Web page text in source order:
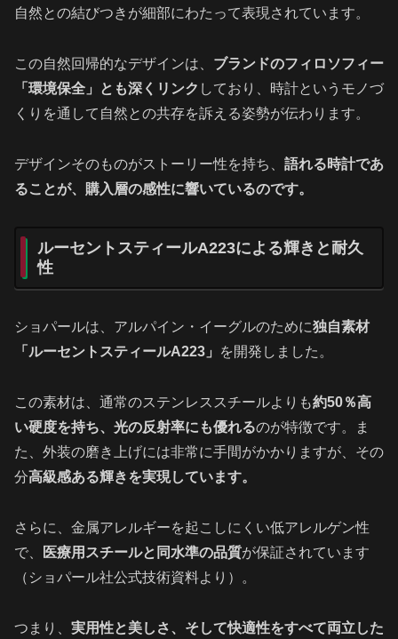
自然との結びつきが細部にわたって表現されています。
この自然回帰的なデザインは、 ブランドのフィロソフィー
「環境保全」とも深くリンク しており、時計というモノづ
くりを通して自然との共存を訴える姿勢が伝わります。
デザインそのものがストーリー性を持ち、 語れる時計であ
ることが、購入層の感性に響いているのです。
ルーセントスティールA223による輝きと耐久
性
ショパールは、アルパイン・イーグルのために独自素材
「ルーセントスティールA223」
を開発しました。
この素材は、通常のステンレススチールよりも約50％高
い硬度を持ち、光の反射率にも優れるのが特徴です。ま
た、外装の磨き上げには非常に手間がかかりますが、その
分高級感ある輝きを実現しています。
さらに、金属アレルギーを起こしにくい低アレルゲン性
で、
医療用スチールと同水準の品質が保証されています
（ショパール社公式技術資料より）。
つまり、 実用性と美しさ、そして快適性をすべて両立した